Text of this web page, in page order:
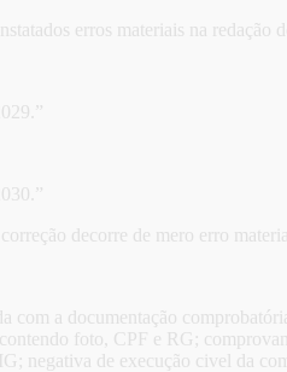
erros materiais na
decorre de mero erro
com a documentação
foto, CPF e RG;
negativa de execução civel da